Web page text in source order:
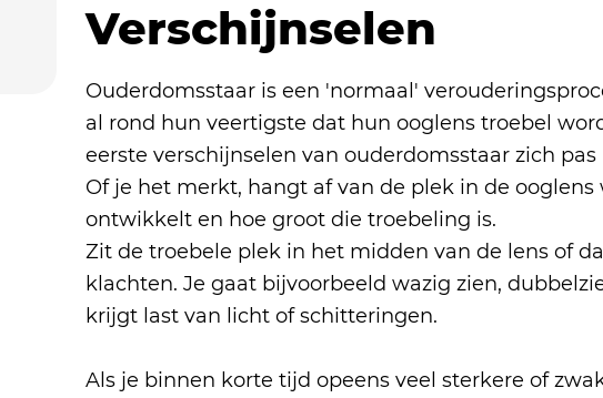
Verschijnselen
Ouderdomsstaar is een 'normaal'
al rond hun veertigste dat hun ooglens troebel
eerste verschijnselen van ouderdomsstaar zich pas
Of je het merkt, hangt af van de plek in de
ontwikkelt en hoe groot die troebeling is.
Zit de troebele plek in het midden van de lens of
klachten. Je gaat bijvoorbeeld wazig zien,
krijgt last van licht of schitteringen.
Als je binnen korte tijd opeens veel sterkere of